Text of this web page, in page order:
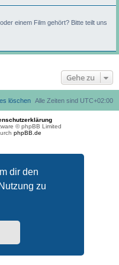
dir den
zu
einem Film gehört? Bitte teilt uns
Gehe zu
Alle Zeiten sind UTC+02:00
löschen
© phpBB Limited
phpBB.de